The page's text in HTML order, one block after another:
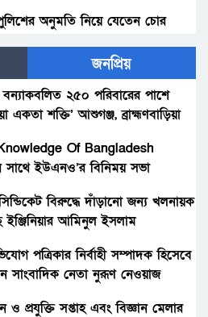
অনুমতি নিয়ে যেতেন চোর
থানায় ঢুকে ওসিসহ পুলিশ সদস্যদের
নেতাকর্মীর বিরুদ্ধে মামলা :
দাবিতে শশুর–শাশুড়ী মিলে
দিয়ে জবাই করার চেষ্টা। আদালতে
ছুরিকাঘাতে হত্যা, কী বলছে
জনপ্রিয়
বন্যাকবলিত ২৫০ পরিবারের পাশে
একতা শক্তি’ আশুগঞ্জ, ব্রাহ্মণবাড়িয়া
Of Bangladesh
সাথে ইউএনও’র বিনিময় সভা
বিরুদ্ধে দাঁড়ানো জন্য খলনায়ক
ইঞ্জিনিয়ার আমিনুল ইসলাম
পত্রিকার নির্বাহী সম্পাদক হিসেবে
সাংবাদিক নেতা নুরূণ নেওয়াজ
ও প্রযুক্তি সপ্তাহ এবং বিজ্ঞান মেলার